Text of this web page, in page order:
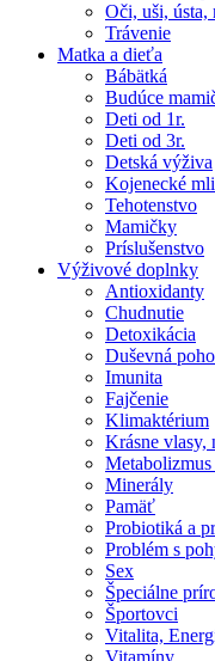
Oči, uši, ústa,
Trávenie
Matka a dieťa
Bábätká
Budúce
Deti od 1r.
Deti od 3r.
Detská výživa
Kojenecké
Tehotenstvo
Mamičky
Príslušenstvo
Výživové doplnky
Antioxidanty
Chudnutie
Detoxikácia
Duševná
Imunita
Fajčenie
Klimaktérium
Krásne vlasy,
Metabolizmus
Minerály
Pamäť
Probiotiká a
Problém s
Sex
Špeciálne
Športovci
Vitalita,
Vitamíny